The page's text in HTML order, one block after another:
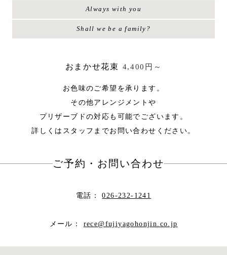
Always with you
Shall we be a family?
おまかせ花束 4,400円～
お色味のご希望を承ります。
その他アレンジメントや
プリザーブドの対応も可能でございます。
詳しくはスタッフまでお問い合わせください。
ご予約・お問い合わせ
電話：026-232-1241
メール： rece@fujiyagohonjin.co.jp